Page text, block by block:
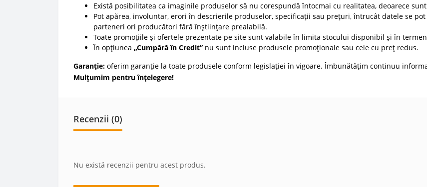
Există posibilitatea ca imaginile produselor să nu corespundă întocmai cu realitatea, deoarece
Pot apărea, involuntar, erori în descrierile produselor, specificații sau prețuri, întrucât datele se
parteneri ori producători fără înștiințare prealabilă.
Toate promoțiile și ofertele prezentate pe site sunt valabile în limita stocului disponibil și în
În opțiunea „Cumpără în Credit” nu sunt incluse produsele promoționale sau cele cu preț redus.
Garanție: oferim garanție la toate produsele conform legislației în vigoare. Îmbunătățim continuu
Mulțumim pentru înțelegere!
Recenzii (0)
Nu există recenzii pentru acest produs.